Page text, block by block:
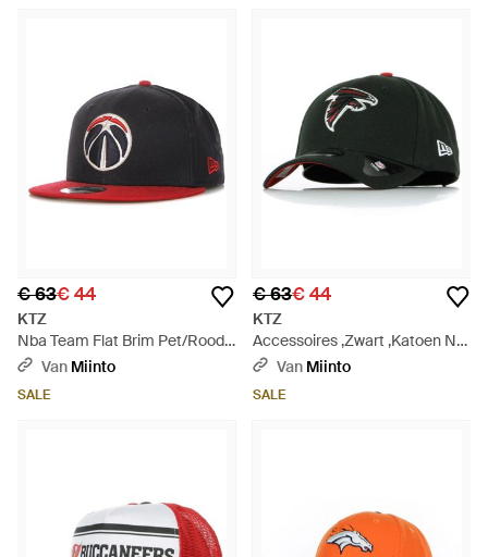
€ 63€ 44
KTZ
Nba Team Flat Brim Pet/Rood -
Zwart
Van Miinto
SALE
€ 63€ 44
KTZ
Accessoires ,Zwart ,Katoen Nfl
Team Colors Gebogen Klep Pet
Van Miinto
SALE